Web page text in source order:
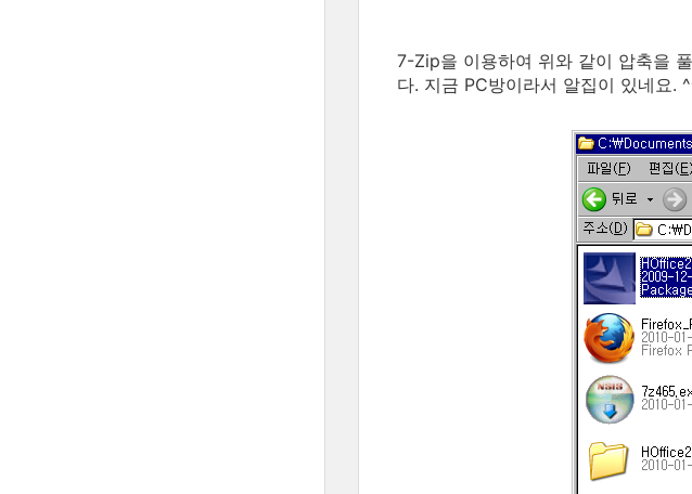
7-Zip을 이용하여 위와 같이 압축을
다. 지금 PC방이라서 알집이 있네요.